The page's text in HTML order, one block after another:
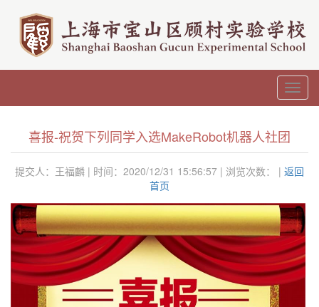
喜报-祝贺下列同学入选MakeRobot机器人社团
提交人：王福麟 | 时间：2020/12/31 15:56:57 | 浏览次数： | 返回
首页